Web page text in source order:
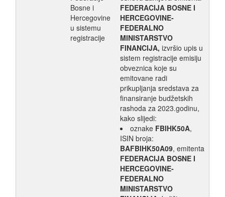
Bosne i
Hercegovine
u sistemu
registracije
FEDERACIJA BOSNE I
HERCEGOVINE-
FEDERALNO
MINISTARSTVO
FINANCIJA, izvršio upis u
sistem registracije emisiju
obveznica koje su
emitovane radi
prikupljanja sredstava za
finansiranje budžetskih
rashoda za 2023.godinu,
kako slijedi:
oznake FBIHK50A,
ISIN broja:
BAFBIHK50A09, emitenta
FEDERACIJA BOSNE I
HERCEGOVINE-
FEDERALNO
MINISTARSTVO